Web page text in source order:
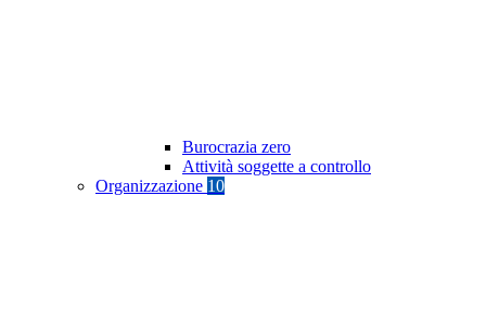
Burocrazia zero
Attività soggette a controllo
Organizzazione 10